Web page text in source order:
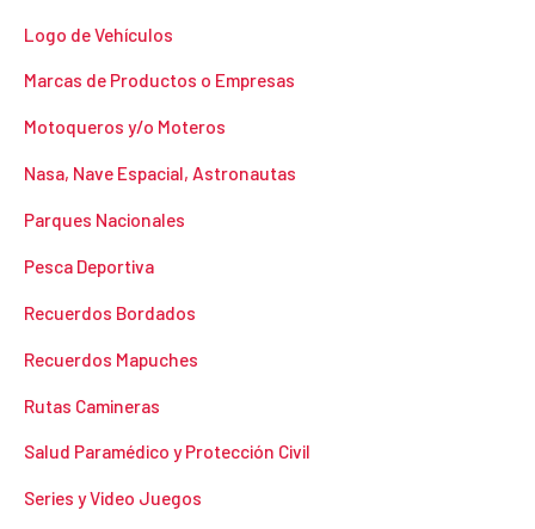
Logo de Vehículos
Marcas de Productos o Empresas
Motoqueros y/o Moteros
Nasa, Nave Espacial, Astronautas
Parques Nacionales
Pesca Deportiva
Recuerdos Bordados
Recuerdos Mapuches
Rutas Camineras
Salud Paramédico y Protección Civil
Series y Video Juegos